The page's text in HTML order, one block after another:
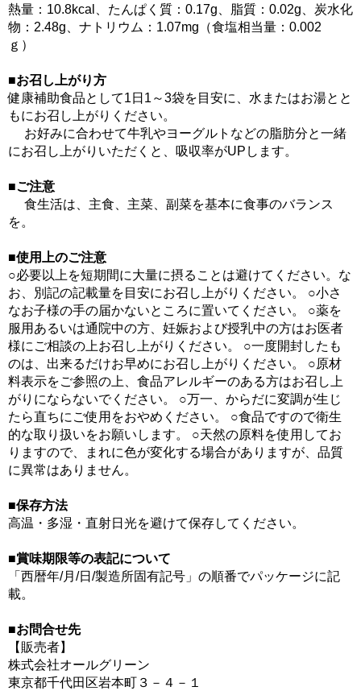
熱量：10.8kcal、たんぱく質：0.17g、脂質：0.02g、炭水化
物：2.48g、ナトリウム：1.07mg（食塩相当量：0.002
ｇ）
■お召し上がり方
健康補助食品として1日1～3袋を目安に、水またはお湯とと
もにお召し上がりください。
お好みに合わせて牛乳やヨーグルトなどの脂肪分と一緒
にお召し上がりいただくと、吸収率がUPします。
■ご注意
食生活は、主食、主菜、副菜を基本に食事のバランス
を。
■使用上のご注意
○必要以上を短期間に大量に摂ることは避けてください。な
お、別記の記載量を目安にお召し上がりください。 ○小さ
なお子様の手の届かないところに置いてください。 ○薬を
服用あるいは通院中の方、妊娠および授乳中の方はお医者
様にご相談の上お召し上がりください。 ○一度開封したも
のは、出来るだけお早めにお召し上がりください。 ○原材
料表示をご参照の上、食品アレルギーのある方はお召し上
がりにならないでください。 ○万一、からだに変調が生じ
たら直ちにご使用をおやめください。 ○食品ですので衛生
的な取り扱いをお願いします。 ○天然の原料を使用してお
りますので、まれに色が変化する場合がありますが、品質
に異常はありません。
■保存方法
高温・多湿・直射日光を避けて保存してください。
■賞味期限等の表記について
「西暦年/月/日/製造所固有記号」の順番でパッケージに記
載。
■お問合せ先
【販売者】
株式会社オールグリーン
東京都千代田区岩本町３－４－１